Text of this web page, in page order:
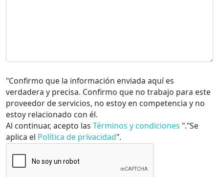
"Confirmo que la información enviada aquí es
verdadera y precisa. Confirmo que no trabajo para este
proveedor de servicios, no estoy en competencia y no
estoy relacionado con él.
Al continuar, acepto las Términos y condiciones "."Se
aplica el Política de privacidad".